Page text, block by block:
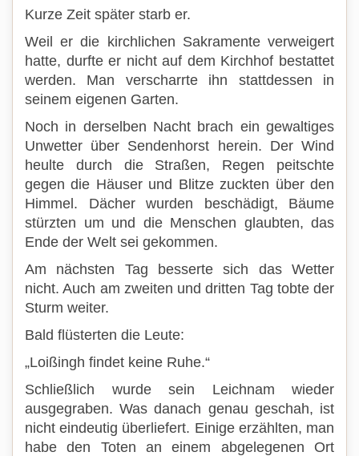
Kurze Zeit später starb er.
Weil er die kirchlichen Sakramente verweigert
hatte, durfte er nicht auf dem Kirchhof bestattet
werden. Man verscharrte ihn stattdessen in
seinem eigenen Garten.
Noch in derselben Nacht brach ein gewaltiges
Unwetter über Sendenhorst herein. Der Wind
heulte durch die Straßen, Regen peitschte
gegen die Häuser und Blitze zuckten über den
Himmel. Dächer wurden beschädigt, Bäume
stürzten um und die Menschen glaubten, das
Ende der Welt sei gekommen.
Am nächsten Tag besserte sich das Wetter
nicht. Auch am zweiten und dritten Tag tobte der
Sturm weiter.
Bald flüsterten die Leute:
„Loißingh findet keine Ruhe.“
Schließlich wurde sein Leichnam wieder
ausgegraben. Was danach genau geschah, ist
nicht eindeutig überliefert. Einige erzählten, man
habe den Toten an einem abgelegenen Ort